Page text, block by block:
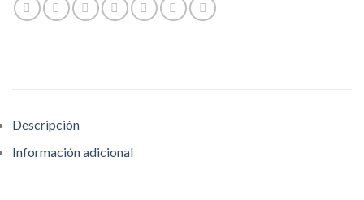
Descripción
Información adicional